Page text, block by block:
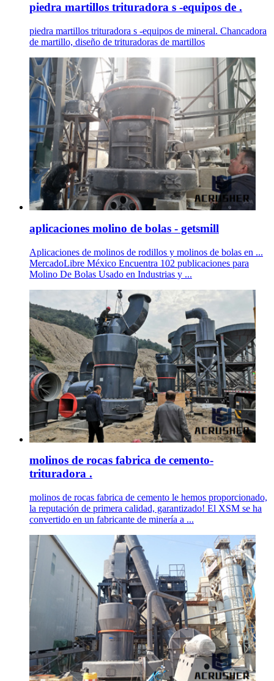
piedra martillos trituradora s -equipos de .
piedra martillos trituradora s -equipos de mineral. Chancadora
de martillo, diseño de trituradoras de martillos
aplicaciones molino de bolas - getsmill
Aplicaciones de molinos de rodillos y molinos de bolas en ...
MercadoLibre México Encuentra 102 publicaciones para
Molino De Bolas Usado en Industrias y ...
molinos de rocas fabrica de cemento-
trituradora .
molinos de rocas fabrica de cemento le hemos proporcionado,
la reputación de primera calidad, garantizado! El XSM se ha
convertido en un fabricante de minería a ...